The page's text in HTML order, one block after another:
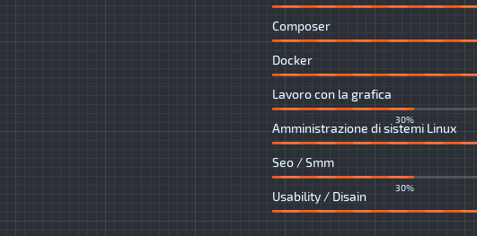
Composer
Docker
Lavoro con la grafica
30%
Amministrazione di sistemi Linux
Seo / Smm
30%
Usability / Disain